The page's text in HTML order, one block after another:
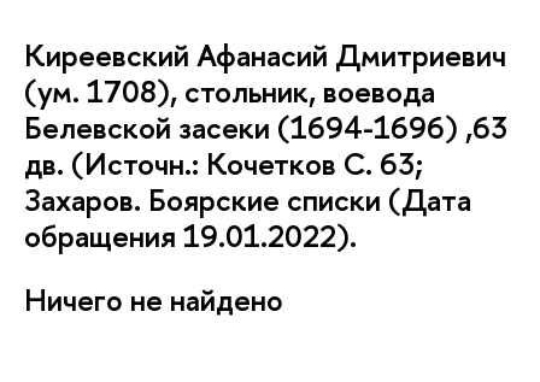
Киреевский Афанасий Дмитриевич
(ум. 1708), стольник, воевода
Белевской засеки (1694-1696) ,63
дв. (Источн.: Кочетков С. 63;
Захаров. Боярские списки (Дата
обращения 19.01.2022).
Ничего не найдено